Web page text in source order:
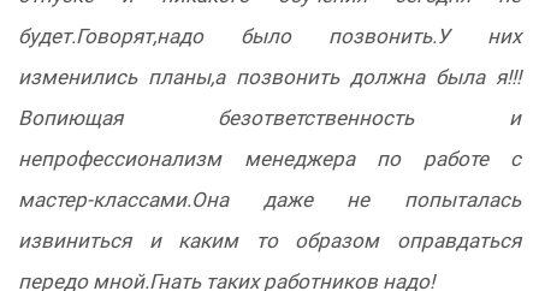
будет.Говорят,надо было позвонить.У них
изменились планы,а позвонить должна была я!!!
Вопиющая безответственность и
непрофессионализм менеджера по работе с
мастер-классами.Она даже не попыталась
извиниться и каким то образом оправдаться
передо мной.Гнать таких работников надо!